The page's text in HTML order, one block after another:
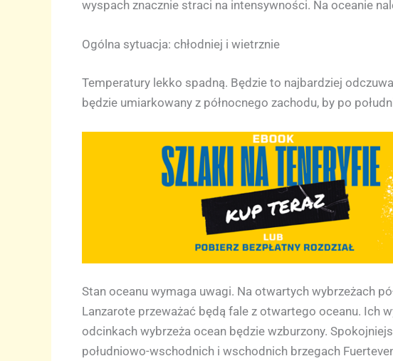
wyspach znacznie straci na intensywności. Na oceanie
Ogólna sytuacja: chłodniej i wietrznie
Temperatury lekko spadną. Będzie to najbardziej
będzie umiarkowany z północnego zachodu, by po
Stan oceanu wymaga uwagi. Na otwartych wybrzeżach
Lanzarote przeważać będą fale z otwartego oceanu. Ich
odcinkach wybrzeża ocean będzie wzburzony.
południowo-wschodnich i wschodnich brzegach